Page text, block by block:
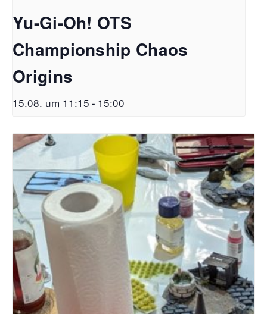
Yu-Gi-Oh! OTS
Championship Chaos
Origins
15.08. um 11:15 - 15:00